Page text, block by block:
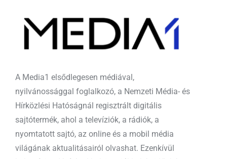
A Media1 elsődlegesen médiával,
nyilvánossággal foglalkozó, a Nemzeti Média- és
Hírközlési Hatóságnál regisztrált digitális
sajtótermék, ahol a televíziók, a rádiók, a
nyomtatott sajtó, az online és a mobil média
világának aktualitásairól olvashat. Ezenkívül